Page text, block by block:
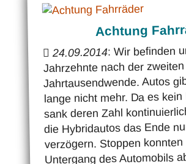
Achtung
24.09.2014: Wir befinden
Jahrzehnte nach der zweiten
Jahrtausendwende. Autos
lange nicht mehr. Da es
sank deren Zahl
die Hybridautos das Ende
verzögern. Stoppen konnten
Untergang des Automobils